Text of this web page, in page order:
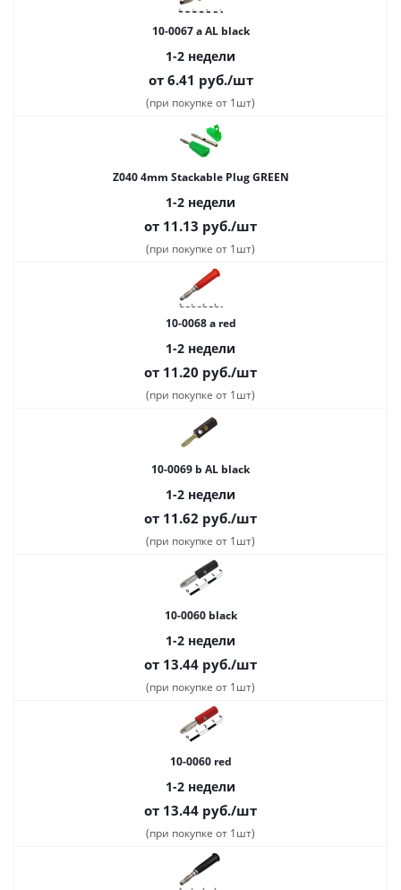
10-0067 a AL black
1-2 недели
от 6.41 руб./шт
(при покупке от 1шт)
Z040 4mm Stackable Plug GREEN
1-2 недели
от 11.13 руб./шт
(при покупке от 1шт)
10-0068 a red
1-2 недели
от 11.20 руб./шт
(при покупке от 1шт)
10-0069 b AL black
1-2 недели
от 11.62 руб./шт
(при покупке от 1шт)
10-0060 black
1-2 недели
от 13.44 руб./шт
(при покупке от 1шт)
10-0060 red
1-2 недели
от 13.44 руб./шт
(при покупке от 1шт)